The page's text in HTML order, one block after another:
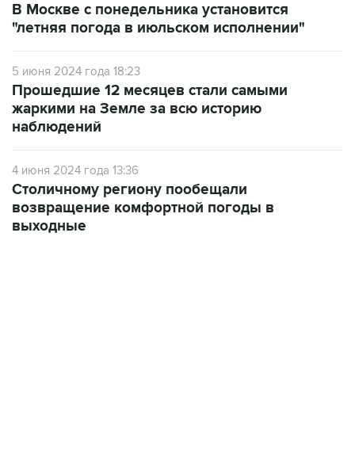
В Москве с понедельника установится
"летняя погода в июльском исполнении"
5 июня 2024 года 18:23
Прошедшие 12 месяцев стали самыми
жаркими на Земле за всю историю
наблюдений
4 июня 2024 года 13:36
Столичному региону пообещали
возвращение комфортной погоды в
выходные